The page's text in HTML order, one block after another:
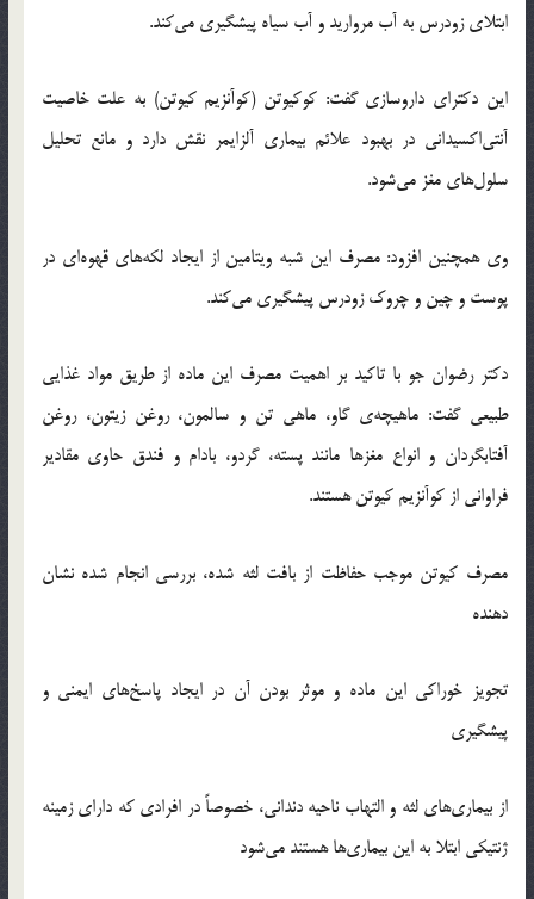
ابتلای زودرس به آب مروارید و آب سیاه پیشگیری می‌کند.
این دکترای داروسازی گفت: کوکیوتن (کوآنزیم کیوتن) به علت خاصیت
آنتی‌اکسیدانی در بهبود علائم بیماری آلزایمر نقش دارد و مانع تحلیل
سلول‌های مغز می‌شود.
وی همچنین افزود: مصرف این شبه ویتامین از ایجاد لکه‌های قهوه‌ای در
پوست و چین و چروک زودرس پیشگیری می‌کند.
دکتر رضوان جو با تاکید بر اهمیت مصرف این ماده از طریق مواد غذایی
طبیعی گفت: ماهیچه‌ی گاو، ماهی تن و سالمون، روغن زیتون، روغن
آفتابگردان و انواع مغزها مانند پسته، گردو، بادام و فندق حاوی مقادیر
فراوانی از کوآنزیم کیوتن هستند.
مصرف کیوتن موجب حفاظت از بافت لثه شده، بررسی انجام شده نشان
دهنده
تجویز خوراکی این ماده و موثر بودن آن در ایجاد پاسخ‌های ایمنی و
پیشگیری
از بیماری‌های لثه و التهاب ناحیه دندانی، خصوصاً در افرادی که دارای زمینه
ژنتیکی ابتلا به این بیماری‌ها هستند می‌شود